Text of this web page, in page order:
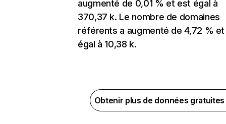
augmenté de 0,01 % et est égal à
370,37 k. Le nombre de domaines
référents a augmenté de 4,72 %
égal à 10,38 k.
Obtenir plus de données